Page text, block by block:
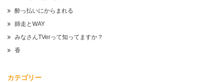
酔っ払いにからまれる
師走とWAY
みなさんTVerって知ってますか？
香
カテゴリー